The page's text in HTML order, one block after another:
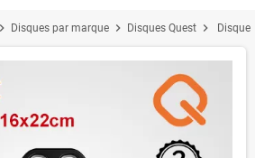
chevron_right Disques par marque chevron_right Disques Quest chevron_right Disque